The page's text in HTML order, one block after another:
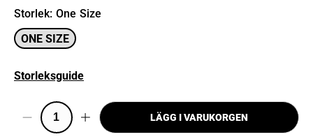
Storlek: One Size
ONE SIZE
Storleksguide
LÄGG I VARUKORGEN